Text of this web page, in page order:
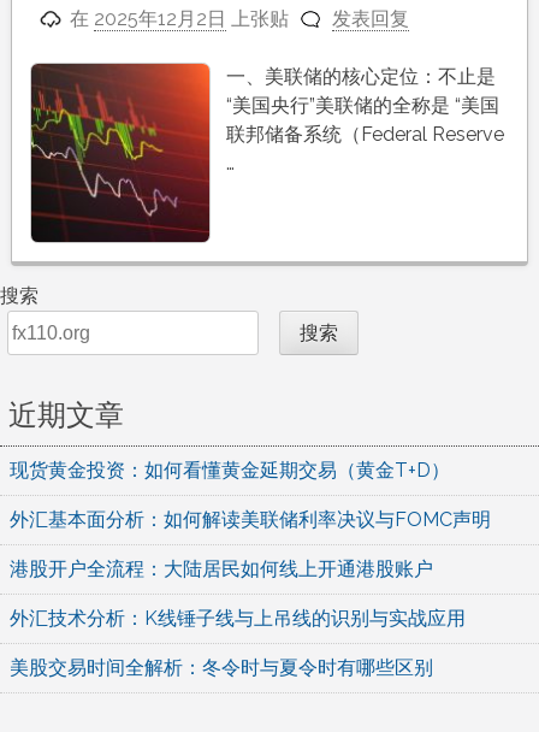
在 2025年12月2日 上张贴 发表回复
一、美联储的核心定位：不止是
“美国央行”美联储的全称是 “美国
联邦储备系统（Federal Reserve
…
搜索
搜索
近期文章
现货黄金投资：如何看懂黄金延期交易（黄金T+D）
外汇基本面分析：如何解读美联储利率决议与FOMC声明
港股开户全流程：大陆居民如何线上开通港股账户
外汇技术分析：K线锤子线与上吊线的识别与实战应用
美股交易时间全解析：冬令时与夏令时有哪些区别